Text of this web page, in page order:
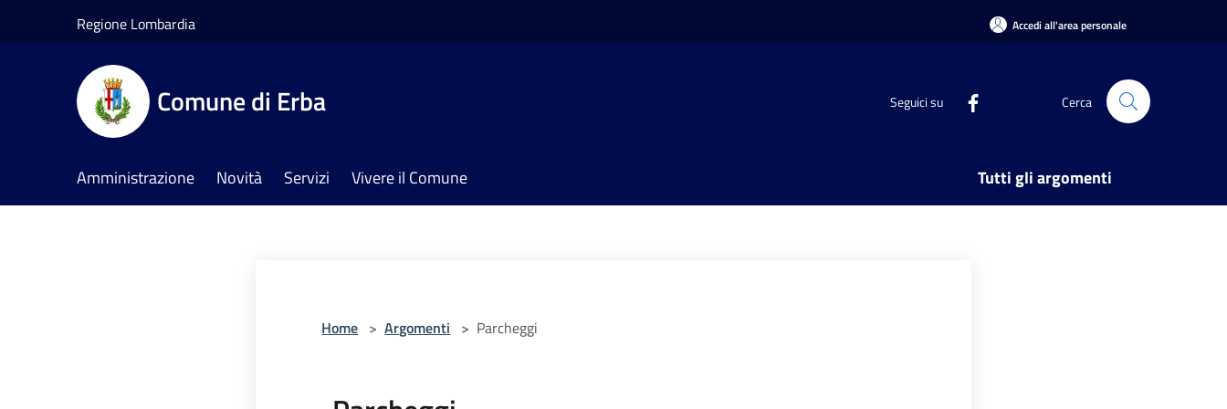
Regione Lombardia Accedi all'area personale
Comune di Erba Seguici su Cerca
Amministrazione Novità Servizi Vivere il Comune Tutti gli argomenti
Home > Argomenti > Parcheggi